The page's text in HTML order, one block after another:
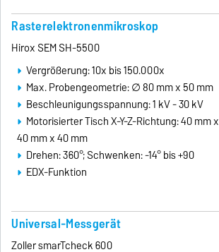
Rasterelektronenmikroskop
Hirox SEM SH-5500
Vergrößerung: 10x bis 150.000x
Max. Probengeometrie: ∅ 80 mm x 50 mm
Beschleunigungsspannung: 1 kV - 30 kV
Motorisierter Tisch X-Y-Z-Richtung: 40 mm x
40 mm x 40 mm
Drehen: 360°; Schwenken: -14° bis +90
EDX-Funktion
Universal-Messgerät
Zoller smarTcheck 600